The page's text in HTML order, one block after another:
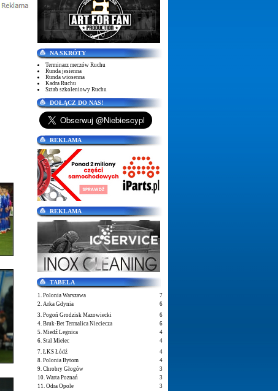
NA SKRÓTY
Terminarz meczów Ruchu
Runda jesienna
Runda wiosenna
Kadra Ruchu
Sztab szkoleniowy Ruchu
DOŁĄCZ DO NAS!
REKLAMA
REKLAMA
TABELA
1. Polonia Warszawa
7
2. Arka Gdynia
6
3. Pogoń Grodzisk Mazowiecki
6
4. Bruk-Bet Termalica Nieciecza
6
5. Miedź Legnica
4
6. Stal Mielec
4
7. ŁKS Łódź
4
8. Polonia Bytom
4
9. Chrobry Głogów
3
10. Warta Poznań
3
11. Odra Opole
3